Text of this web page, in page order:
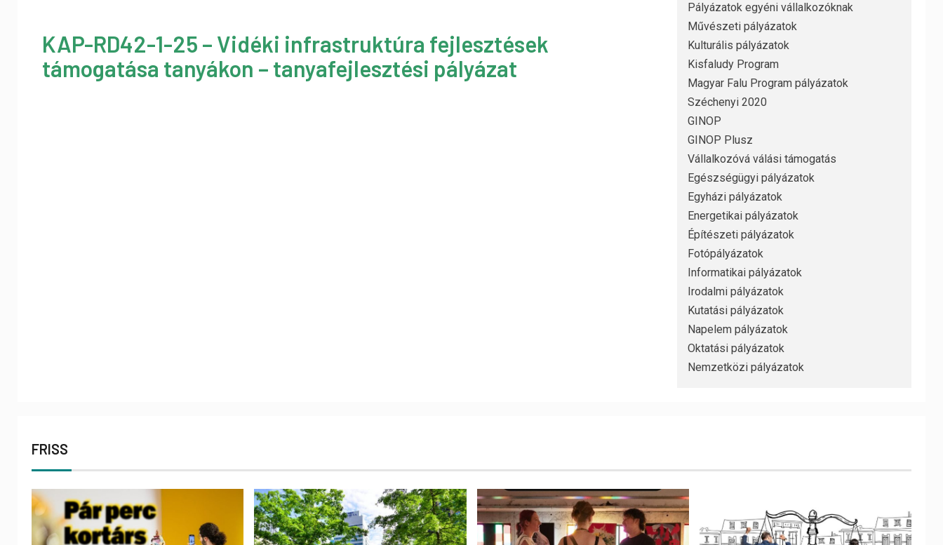
KAP-RD42-1-25 – Vidéki infrastruktúra fejlesztések
támogatása tanyákon – tanyafejlesztési pályázat
Pályázatok egyéni vállalkozóknak
Művészeti pályázatok
Kulturális pályázatok
Kisfaludy Program
Magyar Falu Program pályázatok
Széchenyi 2020
GINOP
GINOP Plusz
Vállalkozóvá válási támogatás
Egészségügyi pályázatok
Egyházi pályázatok
Energetikai pályázatok
Építészeti pályázatok
Fotópályázatok
Informatikai pályázatok
Irodalmi pályázatok
Kutatási pályázatok
Napelem pályázatok
Oktatási pályázatok
Nemzetközi pályázatok
FRISS